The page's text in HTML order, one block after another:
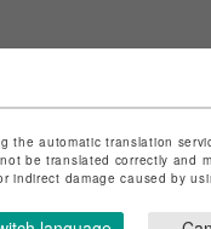
に基づく表記はこちら
the automatic translation
be translated correctly
damage caused by